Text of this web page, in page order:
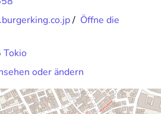
/ Öffne die
Tokio
oder ändern